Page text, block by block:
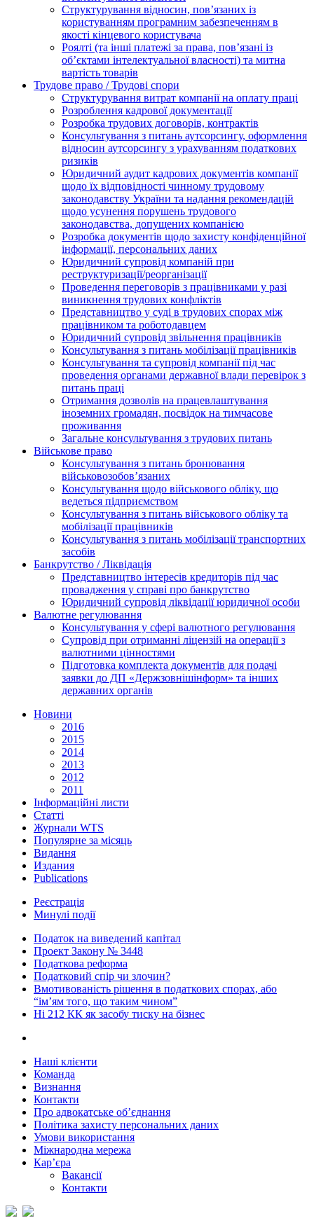
Структурування відносин, пов’язаних із
користуванням програмним забезпеченням в
якості кінцевого користувача
Роялті (та інші платежі за права, пов’язані із
об’єктами інтелектуальної власності) та митна
вартість товарів
Трудове право / Трудові спори
Cтруктурування витрат компанії на оплату праці
Розроблення кадрової документації
Розробка трудових договорів, контрактів
Консультування з питань аутсорсингу, оформлення
відносин аутсорсингу з урахуванням податкових
ризиків
Юридичний аудит кадрових документів компанії
щодо їх відповідності чинному трудовому
законодавству України та надання рекомендацій
щодо усунення порушень трудового
законодавства, допущених компанією
Розробка документів щодо захисту конфіденційної
інформації, персональних даних
Юридичний супровід компаній при
реструктуризації/реорганізації
Проведення переговорів з працівниками у разі
виникнення трудових конфліктів
Представництво у суді в трудових спорах між
працівником та роботодавцем
Юридичний супровід звільнення працівників
Консультування з питань мобілізації працівників
Консультування та супровід компанії під час
проведення органами державної влади перевірок з
питань праці
Отримання дозволів на працевлаштування
іноземних громадян, посвідок на тимчасове
проживання
Загальне консультування з трудових питань
Військове право
Консультування з питань бронювання
військовозобов’язаних
Консультування щодо військового обліку, що
ведеться підприємством
Консультування з питань військового обліку та
мобілізації працівників
Консультування з питань мобілізації транспортних
засобів
Банкрутство / Ліквідація
Представництво інтересів кредиторів під час
провадження у справі про банкрутство
Юридичний супровід ліквідації юридичної особи
Валютне регулювання
Консультування у сфері валютного регулювання
Супровід при отриманні ліцензій на операції з
валютними цінностями
Підготовка комплекта документів для подачі
заявки до ДП «Держзовнішінформ» та інших
державних органів
Новини
2016
2015
2014
2013
2012
2011
Інформаційні листи
Статті
Журнали WTS
Популярне за місяць
Видання
Издания
Publications
Реєстрація
Минулі події
Податок на виведений капітал
Проект Закону № 3448
Податкова реформа
Податковий спір чи злочин?
Вмотивованість рішення в податкових спорах, або
“ім’ям того, що таким чином”
Ні 212 КК як засобу тиску на бізнес
Наші клієнти
Команда
Визнання
Контакти
Про адвокатське об’єднання
Політика захисту персональних даних
Умови використання
Міжнародна мережа
Кар’єра
Вакансії
Контакти